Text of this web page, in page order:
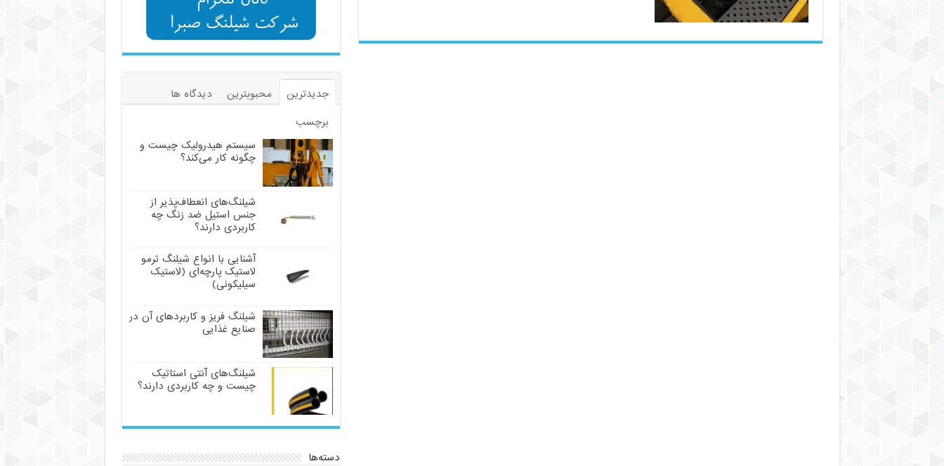
جدیدترین محبوبترین
دیدگاه ها
برچسب
سیستم هیدرولیک چیست و
چگونه کار می‌کند؟
شیلنگ‌های انعطاف‌پذیر از
جنس استیل ضد زنگ چه
کاربردی دارند؟
آشنایی با انواع شیلنگ ترمو
لاستیک پارچه‌ای (لاستیک
سیلیکونی)
شیلنگ فریز و کاربردهای آن در
صنایع غذایی
شیلنگ‌های آنتی استاتیک
چیست و چه کاربردی دارند؟
دسته‌ها